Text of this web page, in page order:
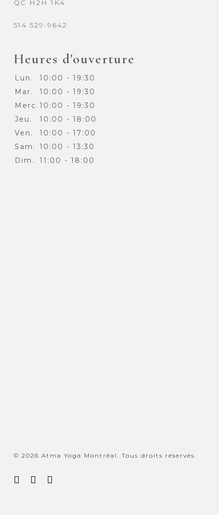
QC H2H 1K4
514 529-9642
Heures d'ouverture
Lun.
10:00 - 19:30
Mar.
10:00 - 19:30
Merc. 10:00 - 19:30
Jeu.
10:00 - 18:00
Ven.
10:00 - 17:00
Sam.
10:00 - 13:30
Dim.
11:00 - 18:00
© 2026 Atma Yoga Montréal. Tous droits réservés.
facebook
google-instagram